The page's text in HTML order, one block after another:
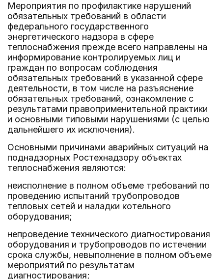
Мероприятия по профилактике нарушений
обязательных требований в области
федерального государственного
энергетического надзора в сфере
теплоснабжения прежде всего направлены на
информирование контролируемых лиц и
граждан по вопросам соблюдения
обязательных требований в указанной сфере
деятельности, в том числе на разъяснение
обязательных требований, ознакомление с
результатами правоприменительной практики
и основными типовыми нарушениями (с целью
дальнейшего их исключения).
Основными причинами аварийных ситуаций на
поднадзорных Ростехнадзору объектах
теплоснабжения являются:
неисполнение в полном объеме требований по
проведению испытаний трубопроводов
тепловых сетей и наладки котельного
оборудования;
непроведение технического диагностирования
оборудования и трубопроводов по истечении
срока службы, невыполнение в полном объеме
мероприятий по результатам
диагностирования;